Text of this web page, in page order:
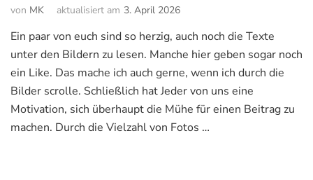
von MK aktualisiert am 3. April 2026
Ein paar von euch sind so herzig, auch noch die Texte
unter den Bildern zu lesen. Manche hier geben sogar noch
ein Like. Das mache ich auch gerne, wenn ich durch die
Bilder scrolle. Schließlich hat Jeder von uns eine
Motivation, sich überhaupt die Mühe für einen Beitrag zu
machen. Durch die Vielzahl von Fotos …